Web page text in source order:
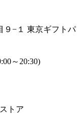
９−１ 東京ギフトパ
～20:30)
トア